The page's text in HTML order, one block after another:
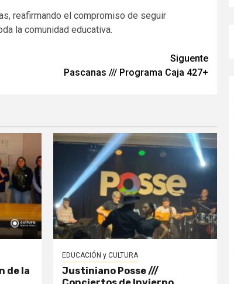
reafirmando el compromiso de seguir
la comunidad educativa.
Siguente
Pascanas /// Programa Caja 427+
de la
EDUCACIÓN y CULTURA
Justiniano Posse ///